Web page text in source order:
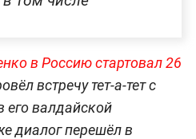
в Россию стартовал 26
встречу тет-а-тет с
его валдайской
диалог перешёл в